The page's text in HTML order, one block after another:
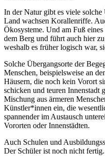
In der Natur gibt es viele
Land wachsen Korallenriffe.
Ökosysteme. Und am Fuß
dem Berg und führt auch hier
weshalb es früher logisch war,
Solche Übergangsorte der
Menschen, beispielsweise an
Häusern, die noch kein Vorort
schicken und teuren Innenstadt
Mischung aus ärmeren
Künstler*innen ein, die
spannender im Austausch
Vororten oder Innenstädten.
Auch Schulen und
Der Schüler ist noch nicht